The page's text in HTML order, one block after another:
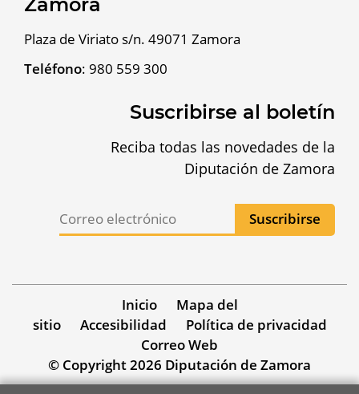
Plaza de Viriato s/n. 49071 Zamora
Teléfono: 980 559 300
Suscribirse al boletín
Reciba todas las novedades de la
Diputación de Zamora
Inicio
Mapa del
sitio
Accesibilidad
Política de privacidad
Correo Web
© Copyright 2026 Diputación de Zamora